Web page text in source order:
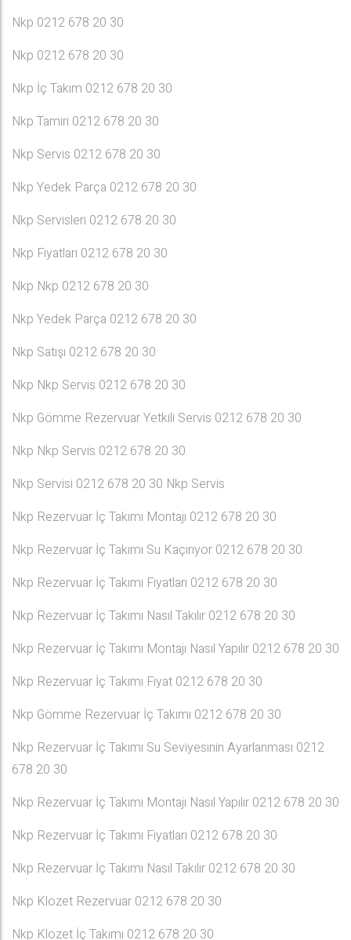
Nkp 0212 678 20 30
Nkp 0212 678 20 30
Nkp İç Takım 0212 678 20 30
Nkp Tamiri 0212 678 20 30
Nkp Servis 0212 678 20 30
Nkp Yedek Parça 0212 678 20 30
Nkp Servisleri 0212 678 20 30
Nkp Fiyatları 0212 678 20 30
Nkp Nkp 0212 678 20 30
Nkp Yedek Parça 0212 678 20 30
Nkp Satışı 0212 678 20 30
Nkp Nkp Servis 0212 678 20 30
Nkp Gömme Rezervuar Yetkili Servis 0212 678 20 30
Nkp Nkp Servis 0212 678 20 30
Nkp Servisi 0212 678 20 30 Nkp Servis
Nkp Rezervuar İç Takımı Montajı 0212 678 20 30
Nkp Rezervuar İç Takımı Su Kaçırıyor 0212 678 20 30
Nkp Rezervuar İç Takımı Fiyatları 0212 678 20 30
Nkp Rezervuar İç Takımı Nasıl Takılır 0212 678 20 30
Nkp Rezervuar İç Takımı Montajı Nasıl Yapılır 0212 678 20 30
Nkp Rezervuar İç Takımı Fiyat 0212 678 20 30
Nkp Gömme Rezervuar İç Takımı 0212 678 20 30
Nkp Rezervuar İç Takımı Su Seviyesinin Ayarlanması 0212
678 20 30
Nkp Rezervuar İç Takımı Montajı Nasıl Yapılır 0212 678 20 30
Nkp Rezervuar İç Takımı Fiyatları 0212 678 20 30
Nkp Rezervuar İç Takımı Nasıl Takılır 0212 678 20 30
Nkp Klozet Rezervuar 0212 678 20 30
Nkp Klozet İç Takımı 0212 678 20 30